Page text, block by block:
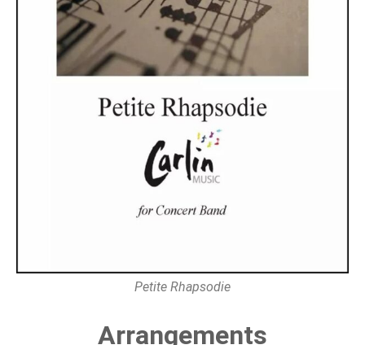
Petite Rhapsodie
Arrangements